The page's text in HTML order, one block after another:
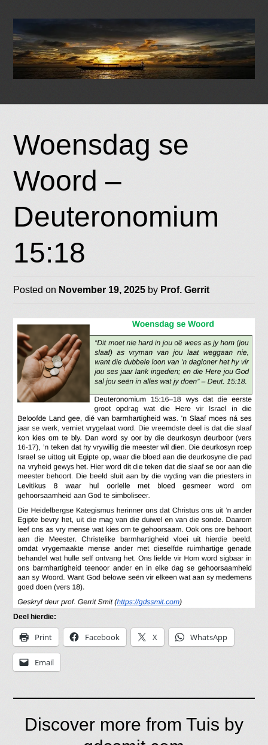
content
Woensdag se
Woord –
Deuteronomium
15:18
Posted on November 19, 2025 by Prof. Gerrit
Deel hierdie:
Print Facebook X WhatsApp
Email
Discover more from Tuis by